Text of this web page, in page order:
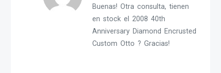
Buenas! Otra consulta, tienen
en stock el 2008 40th
Anniversary Diamond Encrusted
Custom Otto ? Gracias!